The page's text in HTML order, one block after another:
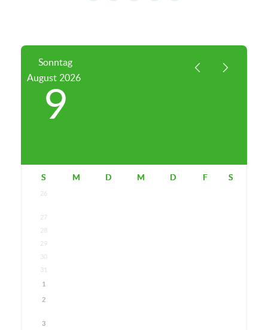
Sonntag
August 2026
9
S M D M D F S
26
27
28
29
30
31
1
2
3